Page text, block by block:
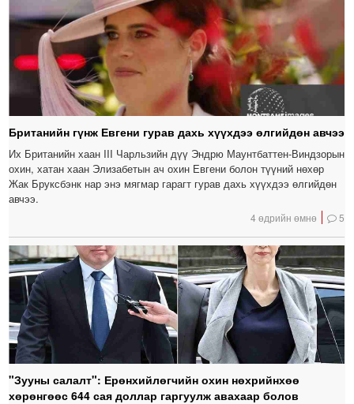
Британийн гүнж Евгени гурав дахь хүүхдээ өлгийдөн авчээ
Их Британийн хаан III Чарльзийн дүү Эндрю Маунтбаттен-Виндзорын
охин, хатан хаан Элизабетын ач охин Евгени болон түүний нөхөр
Жак Бруксбэнк нар энэ мягмар гарагт гурав дахь хүүхдээ өлгийдөн
авчээ.
4 өдрийн өмнө 5
"Зууны салалт": Ерөнхийлөгчийн охин нөхрийнхөө
хөрөнгөөс 644 сая доллар гаргуулж авахаар болов